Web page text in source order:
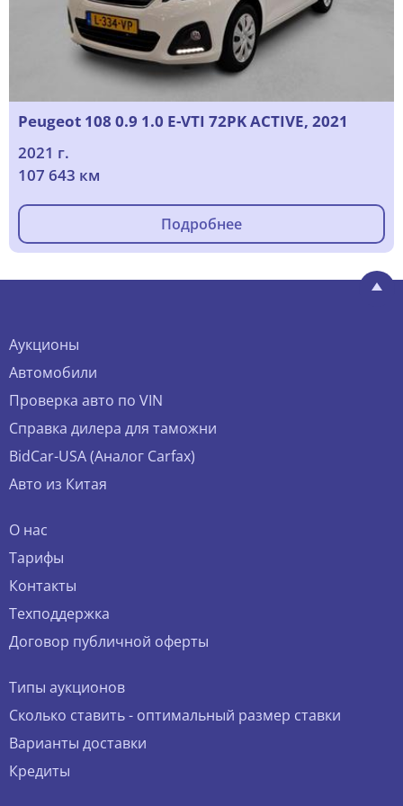
Peugeot 108 0.9 1.0 E-VTI 72PK ACTIVE, 2021
2021 г.
107 643 км
Подробнее
Аукционы
Автомобили
Проверка авто по VIN
Справка дилера для таможни
BidCar-USA (Аналог Carfax)
Авто из Китая
О нас
Тарифы
Контакты
Техподдержка
Договор публичной оферты
Типы аукционов
Сколько ставить - оптимальный размер ставки
Варианты доставки
Кредиты